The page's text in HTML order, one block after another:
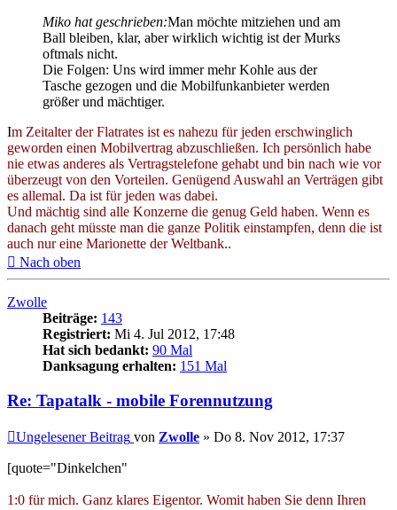
Miko hat geschrieben:Man möchte mitziehen und am
Ball bleiben, klar, aber wirklich wichtig ist der Murks
oftmals nicht.
Die Folgen: Uns wird immer mehr Kohle aus der
Tasche gezogen und die Mobilfunkanbieter werden
größer und mächtiger.
Im Zeitalter der Flatrates ist es nahezu für jeden erschwinglich
geworden einen Mobilvertrag abzuschließen. Ich persönlich habe
nie etwas anderes als Vertragstelefone gehabt und bin nach wie vor
überzeugt von den Vorteilen. Genügend Auswahl an Verträgen gibt
es allemal. Da ist für jeden was dabei.
Und mächtig sind alle Konzerne die genug Geld haben. Wenn es
danach geht müsste man die ganze Politik einstampfen, denn die ist
auch nur eine Marionette der Weltbank..
Nach oben
Zwolle
Beiträge: 143
Registriert: Mi 4. Jul 2012, 17:48
Hat sich bedankt: 90 Mal
Danksagung erhalten: 151 Mal
Re: Tapatalk - mobile Forennutzung
Ungelesener Beitrag von Zwolle » Do 8. Nov 2012, 17:37
[quote="Dinkelchen"
1:0 für mich. Ganz klares Eigentor. Womit haben Sie denn Ihren